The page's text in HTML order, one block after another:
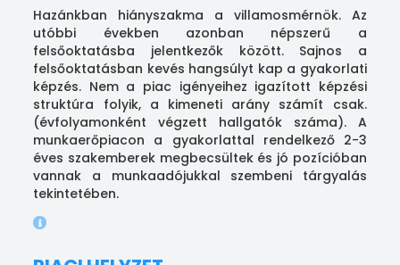
Hazánkban hiányszakma a villamosmérnök. Az
utóbbi években azonban népszerű a
felsőoktatásba jelentkezők között. Sajnos a
felsőoktatásban kevés hangsúlyt kap a gyakorlati
képzés. Nem a piac igényeihez igazított képzési
struktúra folyik, a kimeneti arány számít csak.
(évfolyamonként végzett hallgatók száma). A
munkaerőpiacon a gyakorlattal rendelkező 2-3
éves szakemberek megbecsültek és jó pozícióban
vannak a munkaadójukkal szembeni tárgyalás
tekintetében.